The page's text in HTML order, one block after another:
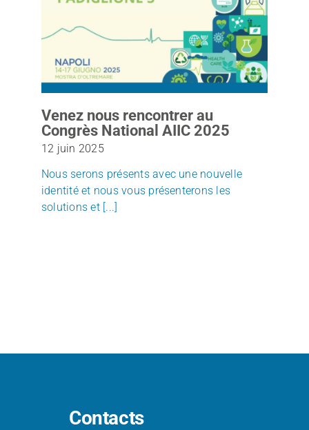
Venez nous rencontrer au
Congrès National AIIC 2025
12 juin 2025
Nous serons présents avec une nouvelle
identité et nous vous présenterons les
solutions et [...]
Contacts